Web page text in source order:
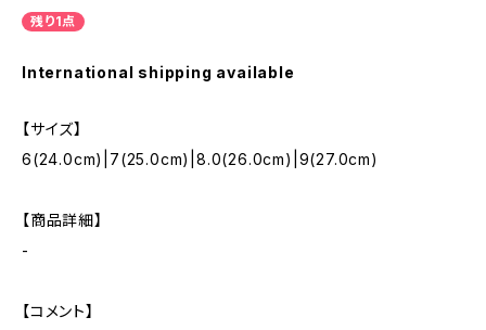
残り1点
International shipping available
【サイズ】
6(24.0cm)|7(25.0cm)|8.0(26.0cm)|9(27.0cm)
【商品詳細】
-
【コメント】